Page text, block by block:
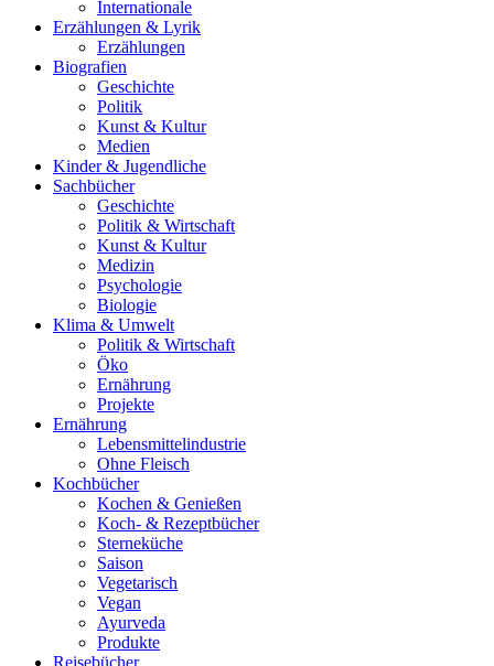
Internationale
Erzählungen & Lyrik
Erzählungen
Biografien
Geschichte
Politik
Kunst & Kultur
Medien
Kinder & Jugendliche
Sachbücher
Geschichte
Politik & Wirtschaft
Kunst & Kultur
Medizin
Psychologie
Biologie
Klima & Umwelt
Politik & Wirtschaft
Öko
Ernährung
Projekte
Ernährung
Lebensmittelindustrie
Ohne Fleisch
Kochbücher
Kochen & Genießen
Koch- & Rezeptbücher
Sterneküche
Saison
Vegetarisch
Vegan
Ayurveda
Produkte